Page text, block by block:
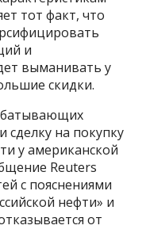
тот факт, что
и
выманивать у
скидки.
на покупку
у американской
Reuters
с пояснениями
нефти» и
от